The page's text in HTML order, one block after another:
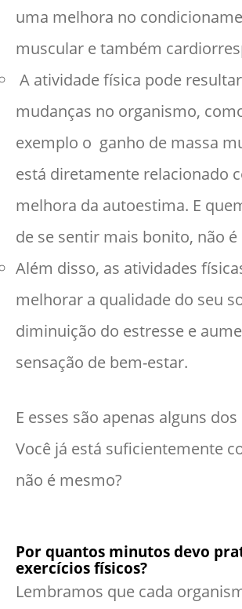
uma melhora no
muscular e também
A atividade física pode
mudanças no organismo,
exemplo o ganho de massa
está diretamente relacionado
melhora da autoestima. E
de se sentir mais bonito, não é
Além disso, as atividades
melhorar a qualidade do seu
diminuição do estresse e
sensação de bem-estar.
E esses são apenas alguns
Você já está suficientemente
não é mesmo?
Por quantos minutos devo
exercícios físicos?
Lembramos que cada